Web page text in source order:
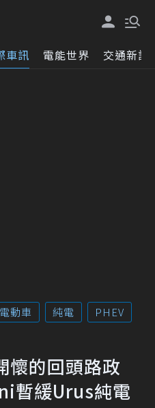
車訊 電能世界 交通新訊
電動車 純電
PHEV
懷的回頭路政
暫緩Urus純電